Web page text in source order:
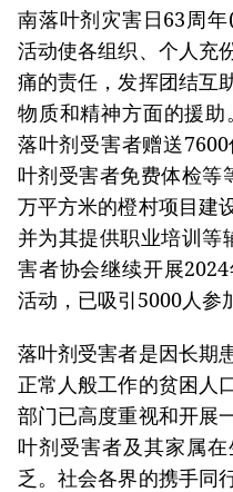
南落叶剂灾害日63周
活动使各组织、个人充
痛的责任，发挥团结互
物质和精神方面的援
落叶剂受害者赠送
叶剂受害者免费体检等
万平方米的橙村项目建
并为其提供职业培训等
害者协会继续开展
活动，已吸引5000人参
落叶剂受害者是因长期
正常人般工作的贫困人
部门已高度重视和开展
叶剂受害者及其家属
乏。社会各界的携手同